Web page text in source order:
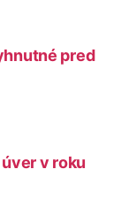
pred
v roku